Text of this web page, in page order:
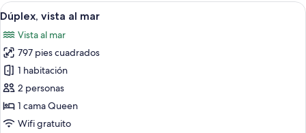
Abrir
todas
las
fotos
de
Dúplex,
vista
al
Una sala de estar moderna con un
20
Dúplex, vista al mar
Vista al mar
797 pies cuadrados
1 habitación
2 personas
1 cama Queen
Wifi gratuito